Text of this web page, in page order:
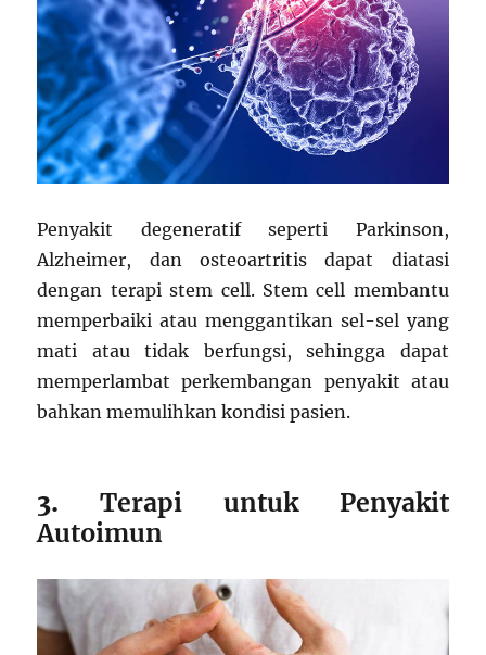
Penyakit degeneratif seperti Parkinson,
Alzheimer, dan osteoartritis dapat diatasi
dengan terapi stem cell. Stem cell membantu
memperbaiki atau menggantikan sel-sel yang
mati atau tidak berfungsi, sehingga dapat
memperlambat perkembangan penyakit atau
bahkan memulihkan kondisi pasien.
3.Terapi untuk Penyakit
Autoimun